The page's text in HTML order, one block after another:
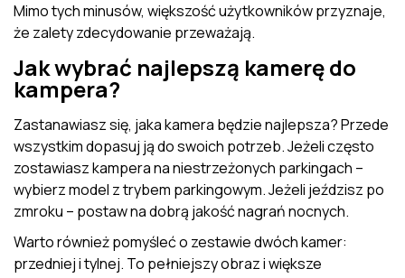
Mimo tych minusów, większość użytkowników przyznaje,
że zalety zdecydowanie przeważają.
Jak wybrać najlepszą kamerę do
kampera?
Zastanawiasz się, jaka kamera będzie najlepsza? Przede
wszystkim dopasuj ją do swoich potrzeb. Jeżeli często
zostawiasz kampera na niestrzeżonych parkingach –
wybierz model z trybem parkingowym. Jeżeli jeździsz po
zmroku – postaw na dobrą jakość nagrań nocnych.
Warto również pomyśleć o zestawie dwóch kamer:
przedniej i tylnej. To pełniejszy obraz i większe